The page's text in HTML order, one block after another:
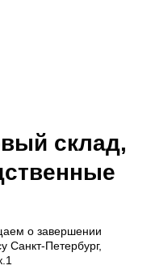
склад,
о завершении
Санкт-Петербург,